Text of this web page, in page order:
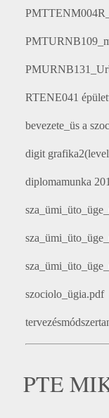
RTENE041
bevezete_üs a
digit
diplomamunka
szociolo_ügia.pdf
PTE